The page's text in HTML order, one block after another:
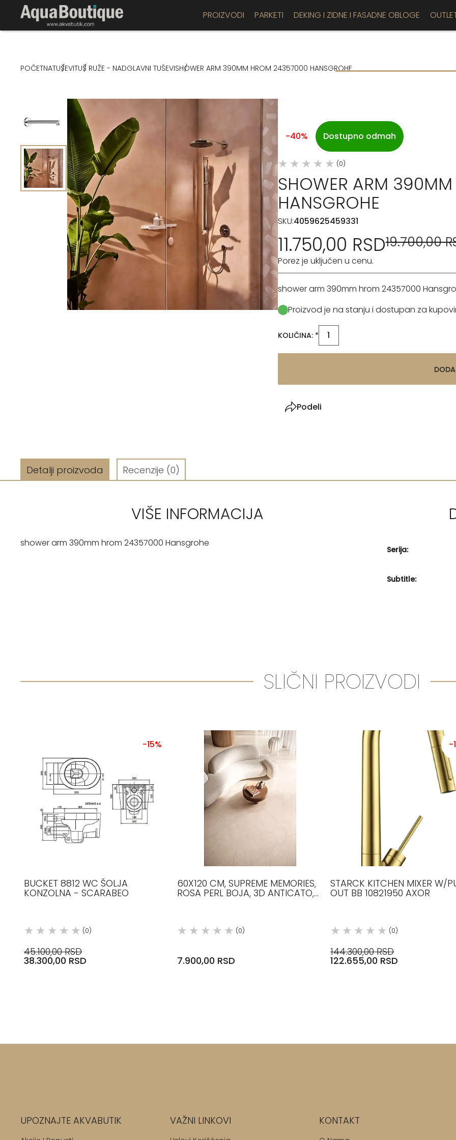
PROIZVODI PARKETI DEKING I ZIDNE I FASADNE OBLOGE
POČETNATUŠEVITUŠ RUŽE - NADGLAVNI TUŠEVISHOWER ARM 390MM HROM 24357000 HANSGROHE
-40% Dostupno odmah
(0)
SHOWER ARM
HANSGROHE
SKU:4059625459331
11.750,00 RSD19.700,00
Porez je uključen u cenu.
shower arm 390mm hrom 24357000
Proizvod je na stanju i dostupan za
KOLIČINA: *
Podeli
Detalji proizvoda Recenzije (0)
VIŠE INFORMACIJA
shower arm 390mm hrom 24357000 Hansgrohe
Serija:
Subtitle:
SLIČNI PROIZVODI
-15%
BUCKET 8812 WC ŠOLJA
KONZOLNA - SCARABEO
(0)
45.100,00 RSD
38.300,00 RSD
60X120 CM, SUPREME MEMORIES,
ROSA PERL BOJA, 3D ANTICATO,
(0)
7.900,00 RSD
-
STARCK KITCHEN MIXER W/
OUT BB 10821950 AXOR
(0)
144.300,00 RSD
122.655,00 RSD
UPOZNAJTE AKVABUTIK VAŽNI LINKOVI KONTAKT